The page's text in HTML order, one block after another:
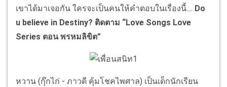
เขาได้มาเจอกัน ใครจะเป็นคนให้คำตอบในเรื่องนี้.... Do
u believe in Destiny? ติดตาม “Love Songs Love
Series ตอน พรหมลิขิต”
หวาน (กุ๊กไก่ - ภาวดี คุ้มโชคไพศาล) เป็นเด็กนักเรียน